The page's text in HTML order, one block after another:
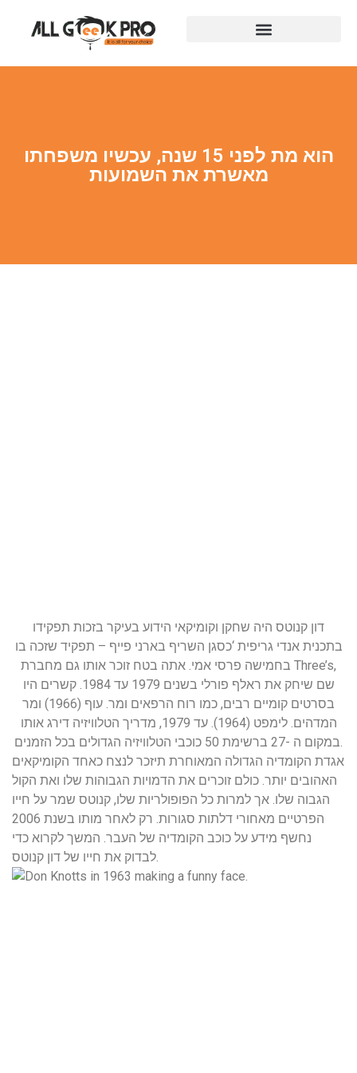
הוא מת לפני 15 שנה, עכשיו משפחתו
מאשרת את השמועות
דון קנוטס היה שחקן וקומיקאי הידוע בעיקר בזכות תפקידו
בתכנית אנדי גריפית ‘כסגן השריף בארני פייף – תפקיד שזכה בו
בחמישה פרסי אמי. אתה בטח זוכר אותו גם מחברת Three’s,
שם שיחק את ראלף פורלי בשנים 1979 עד 1984. קשרים היו
בסרטים קומיים רבים, כמו רוח הרפאים ומר. עוף (1966) ומר
המדהים. לימפט (1964). עד 1979, מדריך הטלוויזיה דירג אותו
במקום ה -27 ברשימת 50 כוכבי הטלוויזיה הגדולים בכל הזמנים.
אגדת הקומדיה הגדולה המאוחרת תיזכר לנצח כאחד הקומיקאים
האהובים יותר. כולם זוכרים את הדמויות הגבוהות שלו ואת הקול
הגבוה שלו. אך למרות כל הפופולריות שלו, קנוטס שמר על חייו
הפרטיים מאחורי דלתות סגורות. רק לאחר מותו בשנת 2006
נחשף מידע על כוכב הקומדיה של העבר. המשך לקרוא כדי
לבדוק את חייו של דון קנוטס.